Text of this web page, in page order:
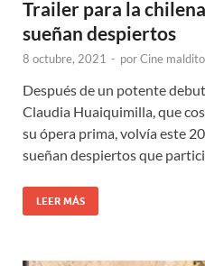
Trailer para la
sueñan despiertos
8 octubre, 2021 - porCine
Después de un potente
Claudia Huaiquimilla, que
su ópera prima, volvía este
sueñan despiertos que
LEER MÁS